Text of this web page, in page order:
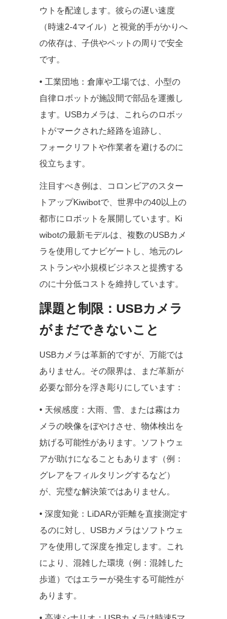
ウトを配達します。彼らの遅い速度
（時速2-4マイル）と視覚的手がかりへ
の依存は、子供やペットの周りで安全
です。
• 工業団地：倉庫や工場では、小型の
自律ロボットが施設間で部品を運搬し
ます。USBカメラは、これらのロボッ
トがマークされた経路を追跡し、
フォークリフトや作業者を避けるのに
役立ちます。
注目すべき例は、コロンビアのスター
トアップKiwibotで、世界中の40以上の
都市にロボットを展開しています。Ki
wibotの最新モデルは、複数のUSBカメ
ラを使用してナビゲートし、地元のレ
ストランや小規模ビジネスと提携する
のに十分低コストを維持しています。
課題と制限：USBカメラ
がまだできないこと
USBカメラは革新的ですが、万能では
ありません。その限界は、まだ革新が
必要な部分を浮き彫りにしています：
• 天候感度：大雨、雪、または霧はカ
メラの映像をぼやけさせ、物体検出を
妨げる可能性があります。ソフトウェ
アが助けになることもあります（例：
グレアをフィルタリングするなど）
が、完璧な解決策ではありません。
• 深度知覚：LiDARが距離を直接測定す
るのに対し、USBカメラはソフトウェ
アを使用して深度を推定します。これ
により、混雑した環境（例：混雑した
歩道）ではエラーが発生する可能性が
あります。